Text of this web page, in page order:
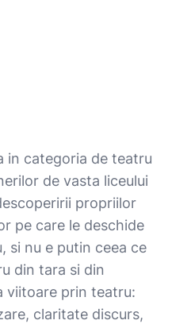
in categoria de teatru
de vasta liceului
propriilor
pe care le deschide
si nu e putin ceea ce
din tara si din
viitoare prin teatru:
claritate discurs,